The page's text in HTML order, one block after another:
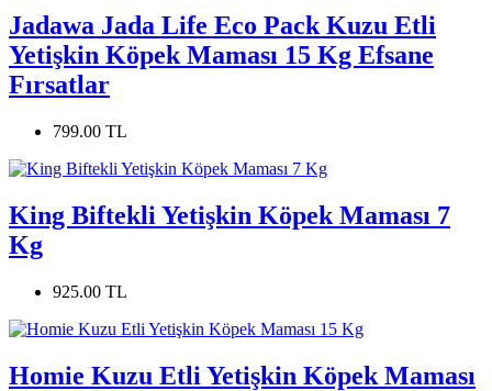
Jadawa Jada Life Eco Pack Kuzu Etli
Yetişkin Köpek Maması 15 Kg Efsane
Fırsatlar
799.00 TL
King Biftekli Yetişkin Köpek Maması 7
Kg
925.00 TL
Homie Kuzu Etli Yetişkin Köpek Maması